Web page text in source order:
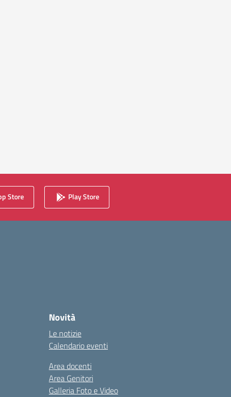
Store Play Store
Novità
Le notizie
Calendario eventi
Area docenti
Area Genitori
Galleria Foto e Video